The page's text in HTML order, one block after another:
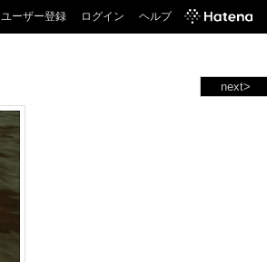
ユーザー登録 ログイン ヘルプ
next>